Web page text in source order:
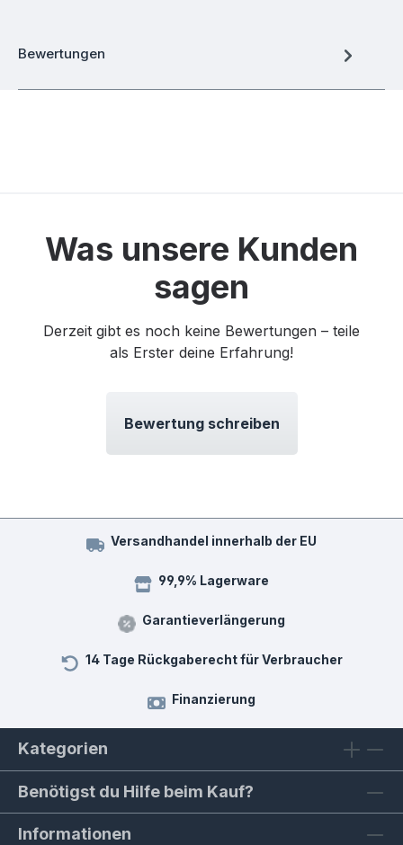
Bewertungen
Was unsere Kunden
sagen
Derzeit gibt es noch keine Bewertungen – teile
als Erster deine Erfahrung!
Bewertung schreiben
Versandhandel innerhalb der EU
99,9% Lagerware
Garantieverlängerung
14 Tage Rückgaberecht für Verbraucher
Finanzierung
Kategorien
Benötigst du Hilfe beim Kauf?
Informationen